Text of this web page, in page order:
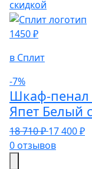
1450 ₽
в Сплит
-7%
Шкаф-пенал
Япет Белый
18 710 ₽17 400 ₽
0 отзывов